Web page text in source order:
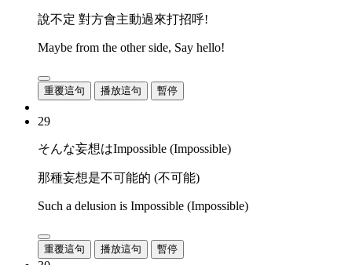
說不定 對方會主動過來打招呼!
Maybe from the other side, Say hello!
重覆這句 播放這句 暫停
29
そんな妄想はImpossible (Impossible)
那種妄想是不可能的 (不可能)
Such a delusion is Impossible (Impossible)
重覆這句 播放這句 暫停